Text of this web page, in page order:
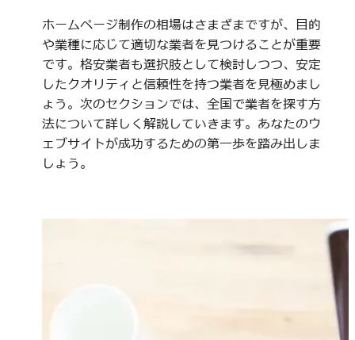
ホームページ制作の相場はさまざまですが、目的
や業種に応じて適切な業者を見つけることが重要
です。格安業者も選択肢として検討しつつ、安定
したクオリティと信頼性を持つ業者を見極めまし
ょう。次のセクションでは、全国で業者を探す方
法について詳しく解説していきます。あなたのウ
ェブサイトが成功するための第一歩を踏み出しま
しょう。